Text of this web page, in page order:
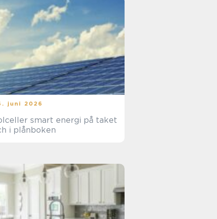
juni 2026
smart energi på taket
i plånboken